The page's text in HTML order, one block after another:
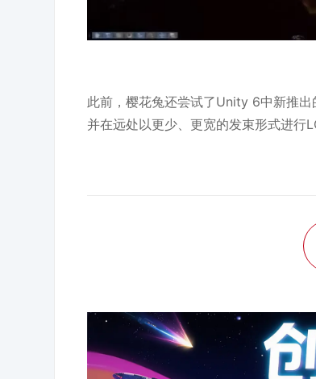
此前，樱花兔还尝试了Unity 6中新推
并在远处以更少、更宽的发束形式进行